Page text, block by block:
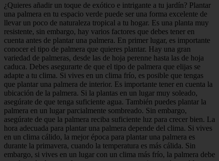
¿Quieres añadir un toque de exótico e intrigante a tu jardín? Plantar
una palmera en tu espacio verde puede ser una forma excelente de
llevar un poco de naturaleza tropical a tu hogar. Es una planta muy
resistente, sin embargo, hay varios factores que debes tener en
cuenta antes de plantar una palmera. En primer lugar, es importante
conocer el tipo de palmera que quieres plantar. Hay una gran
variedad de palmeras, desde las de hoja perenne hasta las de hoja
caduca. Debes asegurarte de que el tipo de palmera que elijas se
adapte a tu clima. Si vives en un clima frío, es posible que tengas
que plantar una palmera de interior. Es importante tener en cuenta la
ubicación de la palmera. Si la plantas en un lugar muy soleado,
asegúrate de que tenga suficiente agua. También puedes plantar la
palmera en un lugar parcialmente sombreado. Sin embargo,
asegúrate de que la palmera reciba suficiente luz para crecer bien. La
hora adecuada para plantar una palmera depende del clima. Si vives
en un clima cálido, la mejor época para plantar una palmera es
durante la primavera, cuando la temperatura es más cálida. Sin
embargo, si vives en un lugar con un clima más frío, la palmera debe